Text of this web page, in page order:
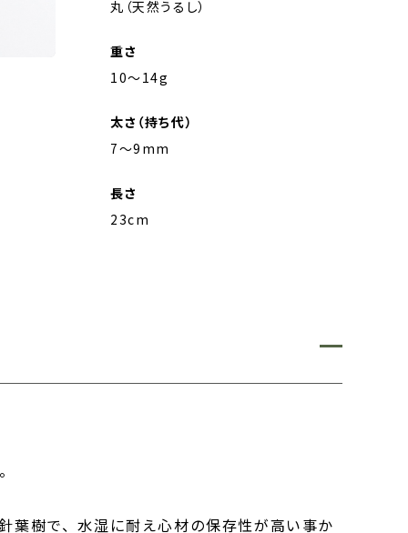
丸（天然うるし）
重さ
10～14g
太さ（持ち代）
7～9mm
長さ
23cm
葉樹で、水湿に耐え心材の保存性が高い事か